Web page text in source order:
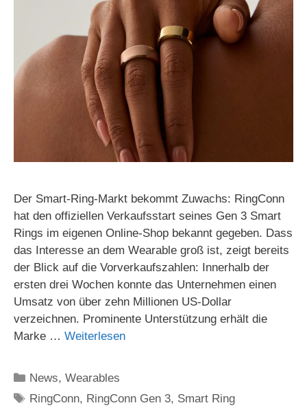
Der Smart-Ring-Markt bekommt Zuwachs: RingConn
hat den offiziellen Verkaufsstart seines Gen 3 Smart
Rings im eigenen Online-Shop bekannt gegeben. Dass
das Interesse an dem Wearable groß ist, zeigt bereits
der Blick auf die Vorverkaufszahlen: Innerhalb der
ersten drei Wochen konnte das Unternehmen einen
Umsatz von über zehn Millionen US-Dollar
verzeichnen. Prominente Unterstützung erhält die
Marke … Weiterlesen
Kategorien
News,Wearables
Schlagwörter
RingConn, RingConn Gen 3, Smart Ring